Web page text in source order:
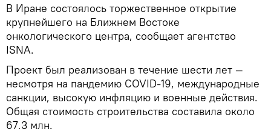
В Иране состоялось торжественное открытие
крупнейшего на Ближнем Востоке
онкологического центра, сообщает агентство
ISNA.
Проект был реализован в течение шести лет —
несмотря на пандемию COVID‑19, международные
санкции, высокую инфляцию и военные действия.
Общая стоимость строительства составила около
67,3 млн.